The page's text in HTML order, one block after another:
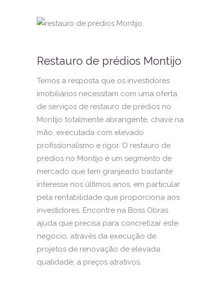
Restauro de prédios Montijo
Temos a resposta que os investidores
imobiliários necessitam com uma oferta
de serviços de restauro de prédios no
Montijo totalmente abrangente, chave na
mão, executada com elevado
profissionalismo e rigor. O restauro de
prédios no Montijo é um segmento de
mercado que tem granjeado bastante
interesse nos últimos anos, em particular
pela rentabilidade que proporciona aos
investidores. Encontre na Boss Obras
ajuda que precisa para concretizar este
negócio, através da execução de
projetos de renovação de elevada
qualidade, a preços atrativos.